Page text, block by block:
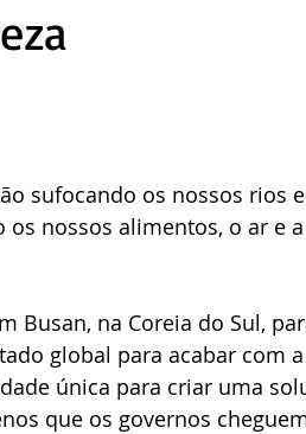
sufocando os nossos rios e
nossos alimentos, o ar e a
Busan, na Coreia do Sul,
global para acabar com a
única para criar uma
que os governos